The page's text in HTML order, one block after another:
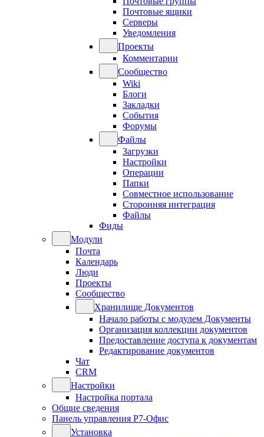
Почтовые ящики
Серверы
Уведомления
Проекты
Комментарии
Сообщество
Wiki
Блоги
Закладки
События
Форумы
Файлы
Загрузки
Настройки
Операции
Папки
Совместное использование
Сторонняя интеграция
Файлы
Фиды
Модули
Почта
Календарь
Люди
Проекты
Сообщество
Хранилище Документов
Начало работы с модулем Документы
Организация коллекции документов
Предоставление доступа к документам
Редактирование документов
Чат
CRM
Настройки
Настройка портала
Общие сведения
Панель управления Р7-Офис
Установка